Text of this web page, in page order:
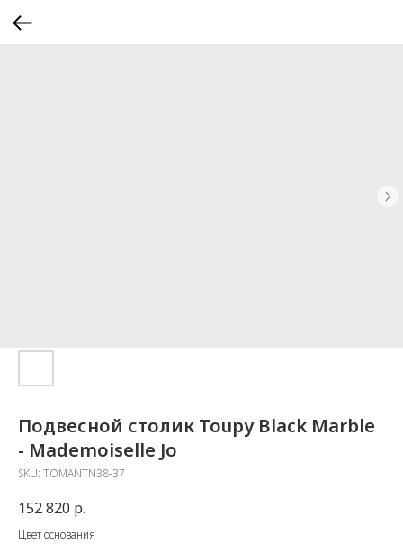
Подвесной столик Toupy Black Marble
- Mademoiselle Jo
SKU: TOMANTN38-37
152 820 р.
Цвет основания